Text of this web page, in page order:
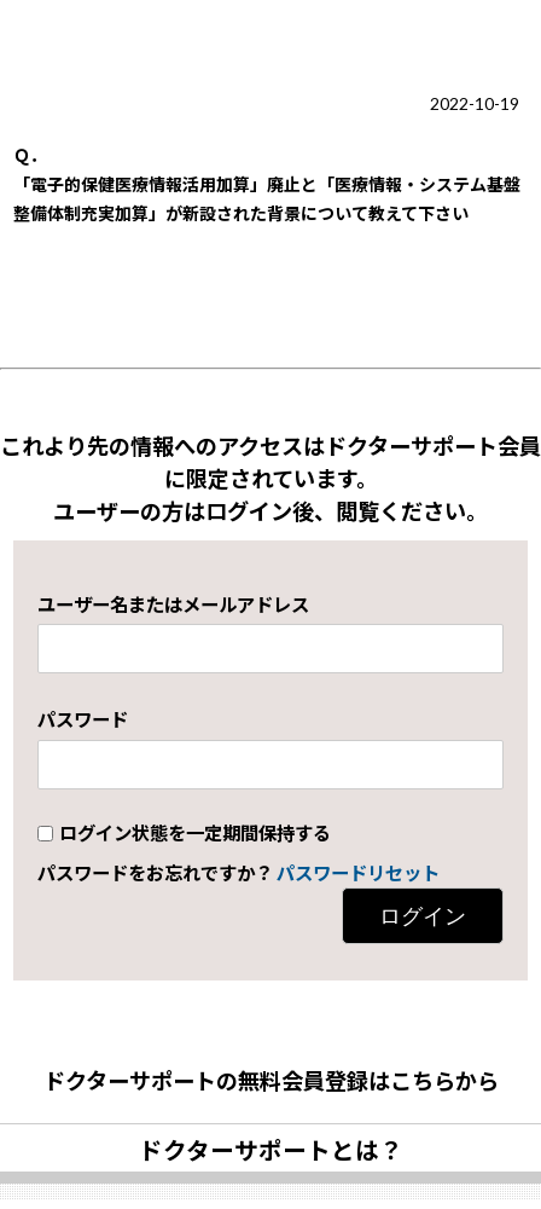
2022-10-19
Ｑ．
「電子的保健医療情報活用加算」廃止と「医療情報・システム基盤
整備体制充実加算」が新設された背景について教えて下さい
これより先の情報へのアクセスはドクターサポート会員
に限定されています。
ユーザーの方はログイン後、閲覧ください。
ユーザー名またはメールアドレス
パスワード
ログイン状態を一定期間保持する
パスワードをお忘れですか？ パスワードリセット
ログイン
ドクターサポートの無料会員登録はこちらから
ドクターサポートとは？